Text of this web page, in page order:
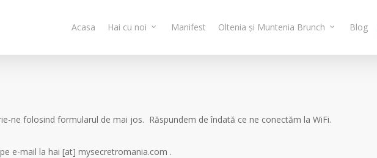
Acasa Hai cu noi Manifest Oltenia și Muntenia Brunch Blog
ne folosind formularul de mai jos. Răspundem de îndată ce ne conectăm la WiFi.
e-mail la hai [at] mysecretromania.com .